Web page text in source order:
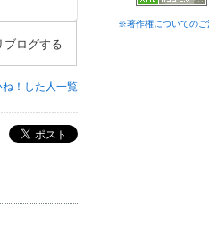
ブログする
ね！した人一覧
ポスト
※著作権についてのご